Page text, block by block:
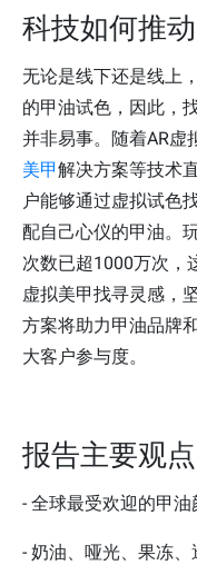
科技如何推
无论是线下还是线上
的甲油试色，因此，
并非易事。随着AR虚
美甲解决方案等技术
户能够通过虚拟试色
配自己心仪的甲油。
次数已超1000万次，
虚拟美甲找寻灵感，
方案将助力甲油品牌
大客户参与度。
报告主要观点
- 全球最受欢迎的甲
- 奶油、哑光、果冻